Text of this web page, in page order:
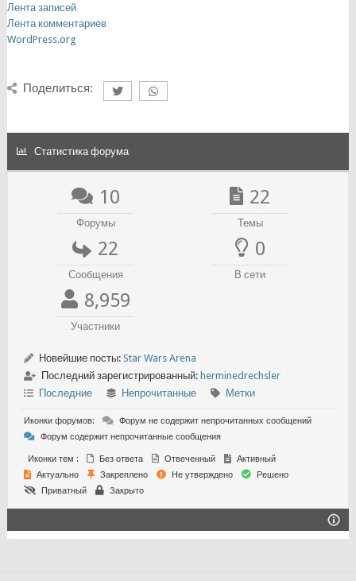
Лента записей
Лента комментариев
WordPress.org
Поделиться:
Статистика форума
10
Форумы
22
Темы
22
Сообщения
0
В сети
8,959
Участники
Новейшие посты: Star Wars Arena
Последний зарегистрированный: herminedrechsler
Последние
Непрочитанные Метки
Иконки форумов:
Форум не содержит непрочитанных сообщений
Форум содержит непрочитанные сообщения
Иконки тем : Без ответа Отвеченный
Активный
Актуально
Закреплено Не утверждено
Решено
Приватный
Закрыто